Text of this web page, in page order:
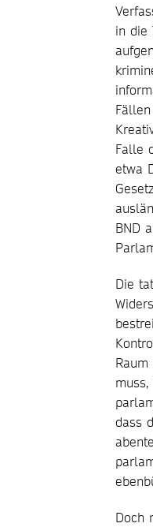
in die
Falle
etwa
BND
Die
dass
Doch